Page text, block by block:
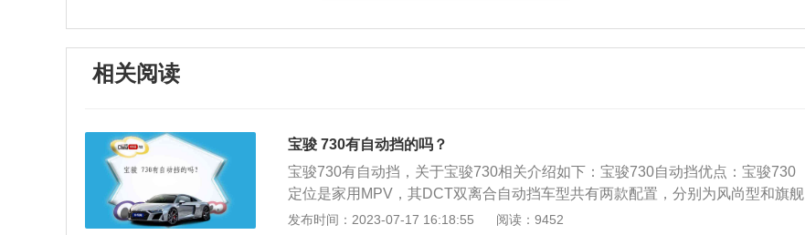
相关阅读
宝骏 730有自动挡的吗？
宝骏730有自动挡，关于宝骏730相关介绍如下：宝骏730自动挡优点：宝骏730
定位是家用MPV，其DCT双离合自动挡车型共有两款配置，分别为风尚型和旗舰
型，动力配置均为P-Tec1.5TDVVT发动机搭载6速湿式双离合自动变速器。宝骏7
发布时间：2023-07-17 16:18:55 阅读：9452